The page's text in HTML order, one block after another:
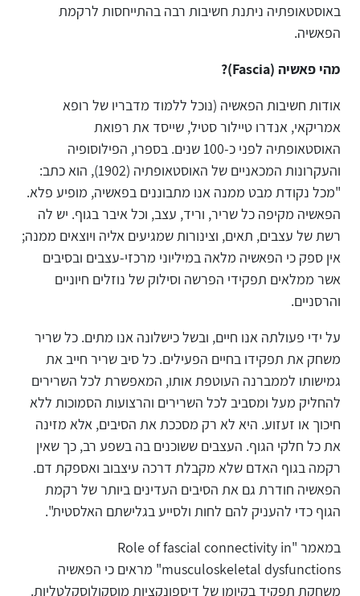
באוסטאופתיה ניתנת חשיבות רבה בהתייחסות לרקמת
הפאשיה.
מהי פאשיה (Fascia)?
אודות חשיבות הפאשיה (נוכל ללמוד מדבריו של רופא
אמריקאי, אנדרו טיילור סטיל, שייסד את רפואת
האוסטאופתיה לפני כ-100 שנים. בספרו, הפילוסופיה
והעקרונות המכאניים של האוסטאופתיה (1902), הוא כתב:
"מכל נקודת מבט ממנה אנו מתבוננים בפאשיה, מופיע פלא.
הפאשיה מקיפה כל שריר, וריד, עצב, וכל איבר בגוף. יש לה
רשת של עצבים, תאים, וצינורות שמגיעים אליה ויוצאים ממנה;
אין ספק כי הפאשיה מלאה במיליוני מרכזי-עצבים ובסיבים
אשר ממלאים תפקידי הפרשה וסילוק של נוזלים חיוניים
והרסניים.
על ידי פעולתה אנו חיים, ובשל כישלונה אנו מתים. כל שריר
משחק את תפקידו בחיים הפעילים. כל סיב שריר חייב את
גמישותו לממברנה העוטפת אותו, המאפשרת לכל השרירים
להחליק מעל ומסביב לכל השרירים והרצועות הסמוכות ללא
חיכוך או זעזוע. היא לא רק מסככת את הסיבים, אלא מזינה
את כל חלקי הגוף. העצבים ששוכנים בה בשפע רב, כך שאין
רקמה בגוף האדם שלא מקבלת דרכה עיצבוב ואספקת דם.
הפאשיה חודרת גם את הסיבים העדינים ביותר של רקמת
הגוף כדי להעניק להם לחות ולסייע בגלישתם האלסטית".
במאמר "Role of fascial connectivity in
musculoskeletal dysfunctions" מראים כי הפאשיה
משחקת תפקיד בקיומן של דיספונקציות מוסקולוסקלטליות.